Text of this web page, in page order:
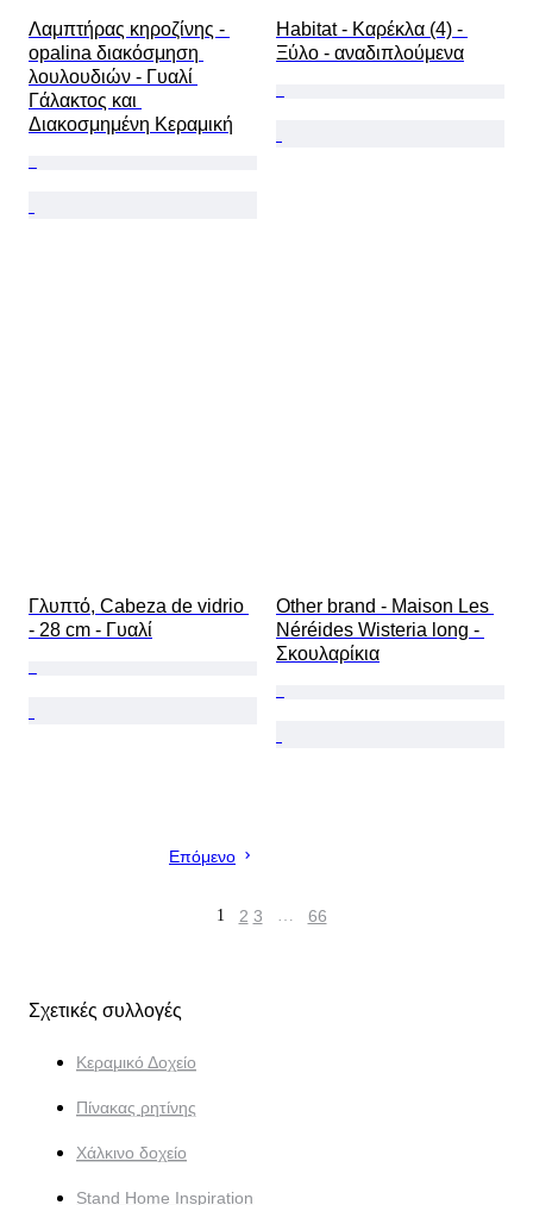
Λαμπτήρας κηροζίνης -
opalina διακόσμηση
λουλουδιών - Γυαλί
Γάλακτος και
Διακοσμημένη Κεραμική
Habitat - Καρέκλα (4) -
Ξύλο - αναδιπλούμενα
Γλυπτό, Cabeza de vidrio
- 28 cm - Γυαλί
Other brand - Maison Les
Néréides Wisteria long -
Σκουλαρίκια
Επόμενο
1 2 3 … 66
Σχετικές συλλογές
Κεραμικό Δοχείο
Πίνακας ρητίνης
Χάλκινο δοχείο
Stand Home Inspiration